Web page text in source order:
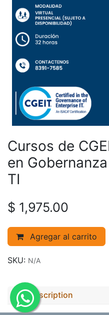
Cursos de
en
TI
$ 1,975.00
Agregar al carrito
SKU: N/A
Description